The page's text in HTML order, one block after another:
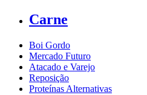
Carne
Boi Gordo
Mercado Futuro
Atacado e Varejo
Reposição
Proteínas Alternativas